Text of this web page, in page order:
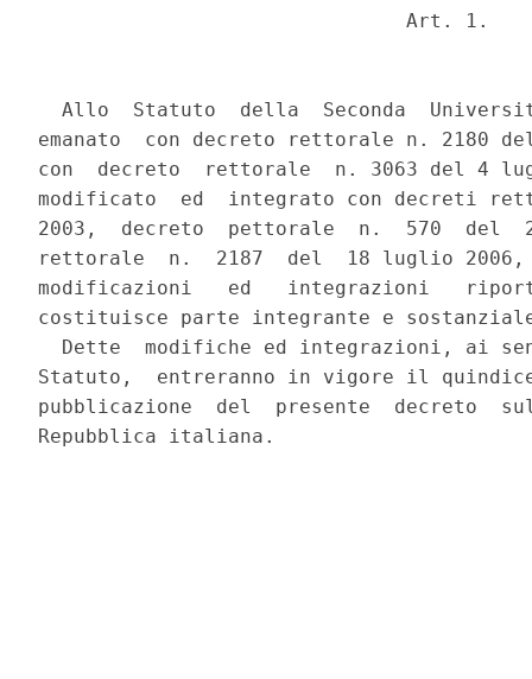
                               Art. 1.
Allo  Statuto  della  Seconda
emanato  con decreto rettorale n. 2180
con  decreto  rettorale  n. 3063 del 4
modificato  ed  integrato con decreti
2003,  decreto  pettorale  n.  570  del
rettorale  n.  2187  del  18 luglio
modificazioni   ed   integrazioni
costituisce parte integrante e
Dette  modifiche ed integrazioni, ai
Statuto,  entreranno in vigore il
pubblicazione  del  presente  decreto